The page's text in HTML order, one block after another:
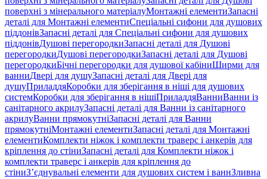
поверхні з мінерального матеріалуМонтажні елементиЗапасні
деталі для Монтажні елементиСпеціальні сифони для душових
піддонівЗапасні деталі для Спеціальні сифони для душових
піддонівДушові перегородкиЗапасні деталі для Душові
перегородкиДушові перегородкиЗапасні деталі для Душові
перегородкиБічні перегородки для душової кабіниШирми для
ванниДвері для душуЗапасні деталі для Двері для
душуПриладдяКоробки для зберігання в ніші для душових
системКоробки для зберігання в нішіПриладдяВанниВанни із
санітарного акрилуЗапасні деталі для Ванни із санітарного
акрилуВанни прямокутніЗапасні деталі для Ванни
прямокутніМонтажні елементиЗапасні деталі для Монтажні
елементиКомплекти ніжок і комплекти траверс і анкерів для
кріплення до стіниЗапасні деталі для Комплекти ніжок і
комплекти траверс і анкерів для кріплення до
стіниЗ’єднувальні елементи для душових систем і ваннЗливна